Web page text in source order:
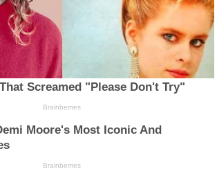
Screamed "Please Don't Try"
Brainberries
Moore's Most Iconic And
Brainberries